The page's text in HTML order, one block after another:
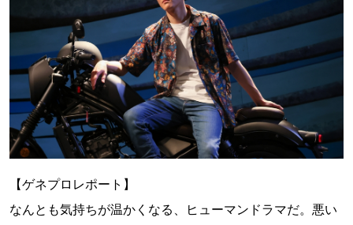
【ゲネプロレポート】
なんとも気持ちが温かくなる、ヒューマンドラマだ。悪い